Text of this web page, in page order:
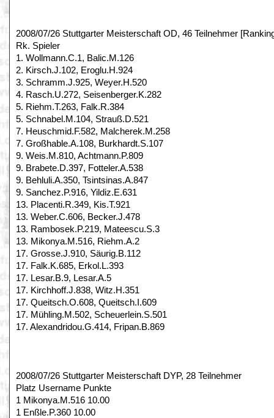
2008/07/26 Stuttgarter Meisterschaft OD, 46 Teilnehmer
Rk. Spieler
1. Wollmann.C.1, Balic.M.126
2. Kirsch.J.102, Eroglu.H.924
3. Schramm.J.925, Weyer.H.520
4. Rasch.U.272, Seisenberger.K.282
5. Riehm.T.263, Falk.R.384
5. Schnabel.M.104, Strauß.D.521
7. Heuschmid.F.582, Malcherek.M.258
7. Großhable.A.108, Burkhardt.S.107
9. Weis.M.810, Achtmann.P.809
9. Brabete.D.397, Fotteler.A.538
9. Behluli.A.350, Tsintsinas.A.847
9. Sanchez.P.916, Yildiz.E.631
13. Placenti.R.349, Kis.T.921
13. Weber.C.606, Becker.J.478
13. Rambosek.P.219, Mateescu.S.3
13. Mikonya.M.516, Riehm.A.2
17. Grosse.J.910, Säurig.B.112
17. Falk.K.685, Erkol.L.393
17. Lesar.B.9, Lesar.A.5
17. Kirchhoff.J.838, Witz.H.351
17. Queitsch.O.608, Queitsch.I.609
17. Mühling.M.502, Scheuerlein.S.501
17. Alexandridou.G.414, Fripan.B.869
2008/07/26 Stuttgarter Meisterschaft DYP, 28 Teilnehmer
Platz Username Punkte
1 Mikonya.M.516 10.00
1 Enßle.P.360 10.00